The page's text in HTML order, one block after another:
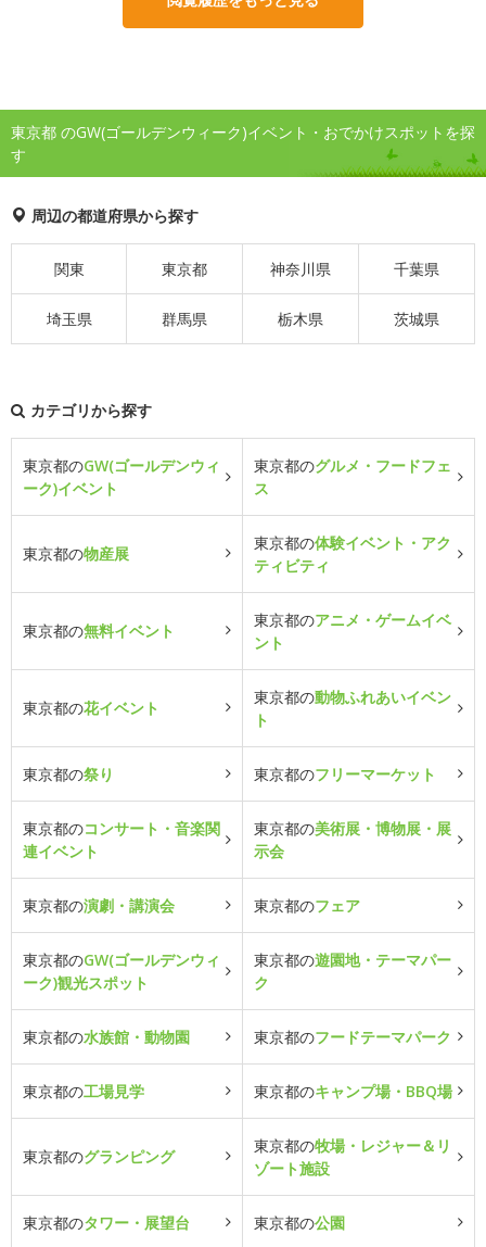
東京都 のGW(ゴールデンウィーク)イベント・おでかけスポットを探
す
周辺の都道府県から探す
関東 東京都 神奈川県 千葉県
埼玉県 群馬県 栃木県 茨城県
カテゴリから探す
東京都のGW(ゴールデンウィ
ーク)イベント
東京都のグルメ・フードフェ
ス
東京都の物産展
東京都の体験イベント・アク
ティビティ
東京都の無料イベント
東京都のアニメ・ゲームイベ
ント
東京都の花イベント
東京都の動物ふれあいイベン
ト
東京都の祭り 東京都のフリーマーケット
東京都のコンサート・音楽関
連イベント
東京都の美術展・博物展・展
示会
東京都の演劇・講演会 東京都のフェア
東京都のGW(ゴールデンウィ
ーク)観光スポット
東京都の遊園地・テーマパー
ク
東京都の水族館・動物園 東京都のフードテーマパーク
東京都の工場見学 東京都のキャンプ場・BBQ場
東京都のグランピング
東京都の牧場・レジャー＆リ
ゾート施設
東京都のタワー・展望台 東京都の公園